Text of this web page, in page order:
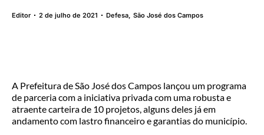
Editor 2 de julho de 2021 Defesa,São José dos Campos
A Prefeitura de São José dos Campos lançou um programa
de parceria com a iniciativa privada com uma robusta e
atraente carteira de 10 projetos, alguns deles já em
andamento com lastro financeiro e garantias do município.